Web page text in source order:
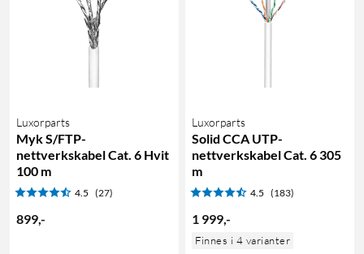
Luxorparts
Myk S/FTP-
nettverkskabel Cat. 6 Hvit
100 m
4.5 (27)
899,-
Luxorparts
Solid CCA UTP-
nettverkskabel Cat. 6 305
m
4.5 (183)
1 999,-
Finnes i 4 varianter